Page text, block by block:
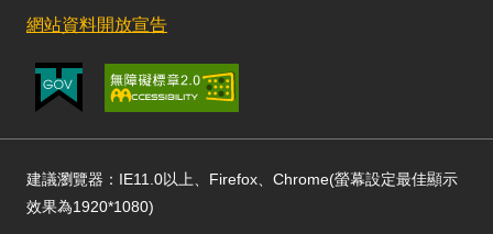
網站資料開放宣告
建議瀏覽器：IE11.0以上、Firefox、Chrome(螢幕設定最佳顯示
效果為1920*1080)